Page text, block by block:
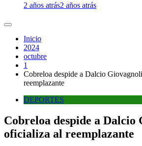
2 años atrás2 años atrás
Inicio
2024
octubre
1
Cobreloa despide a Dalcio
reemplazante
DEPORTES
Cobreloa despide a Dalcio
oficializa al reemplazante